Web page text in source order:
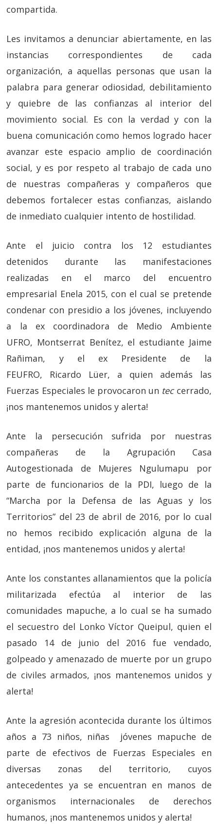
compartida.
Les invitamos a denunciar abiertamente, en las
instancias correspondientes de cada
organización, a aquellas personas que usan la
palabra para generar odiosidad, debilitamiento
y quiebre de las confianzas al interior del
movimiento social. Es con la verdad y con la
buena comunicación como hemos logrado hacer
avanzar este espacio amplio de coordinación
social, y es por respeto al trabajo de cada uno
de nuestras compañeras y compañeros que
debemos fortalecer estas confianzas, aislando
de inmediato cualquier intento de hostilidad.
Ante el juicio contra los 12 estudiantes
detenidos durante las manifestaciones
realizadas en el marco del encuentro
empresarial Enela 2015, con el cual se pretende
condenar con presidio a los jóvenes, incluyendo
a la ex coordinadora de Medio Ambiente
UFRO, Montserrat Benítez, el estudiante Jaime
Rañiman, y el ex Presidente de la
FEUFRO, Ricardo Lüer, a quien además las
Fuerzas Especiales le provocaron un tec cerrado,
¡nos mantenemos unidos y alerta!
Ante la persecución sufrida por nuestras
compañeras de la Agrupación Casa
Autogestionada de Mujeres Ngulumapu por
parte de funcionarios de la PDI, luego de la
“Marcha por la Defensa de las Aguas y los
Territorios” del 23 de abril de 2016, por lo cual
no hemos recibido explicación alguna de la
entidad, ¡nos mantenemos unidos y alerta!
Ante los constantes allanamientos que la policía
militarizada efectúa al interior de las
comunidades mapuche, a lo cual se ha sumado
el secuestro del Lonko Víctor Queipul, quien el
pasado 14 de junio del 2016 fue vendado,
golpeado y amenazado de muerte por un grupo
de civiles armados, ¡nos mantenemos unidos y
alerta!
Ante la agresión acontecida durante los últimos
años a 73 niños, niñas jóvenes mapuche de
parte de efectivos de Fuerzas Especiales en
diversas zonas del territorio, cuyos
antecedentes ya se encuentran en manos de
organismos internacionales de derechos
humanos, ¡nos mantenemos unidos y alerta!